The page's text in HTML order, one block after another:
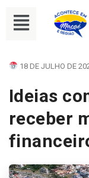
18 DE JULHO DE
Ideias
receber